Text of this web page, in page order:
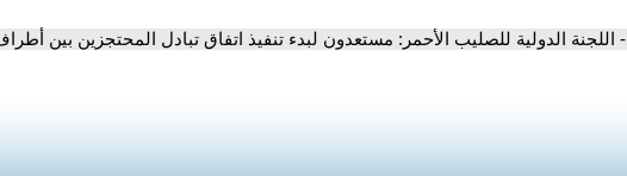
- اللجنة الدولية للصليب الأحمر: مستعدون لبدء تنفيذ اتفاق تبادل المحتجزين بين